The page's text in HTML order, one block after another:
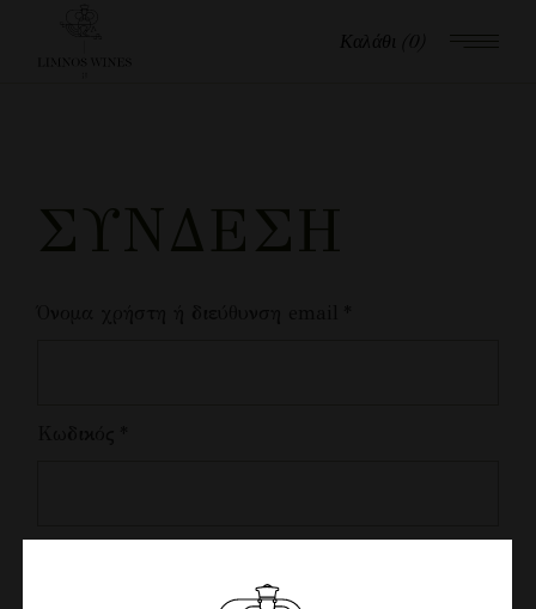
Καλάθι (0)
ΣΎΝΔΕΣΗ